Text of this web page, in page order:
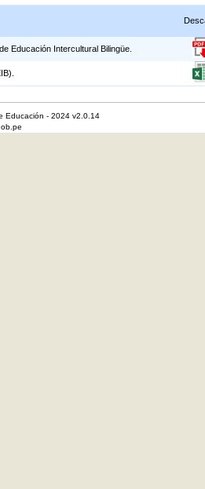
Educación Intercultural Bilingüe.
Educación - 2024 v2.0.14